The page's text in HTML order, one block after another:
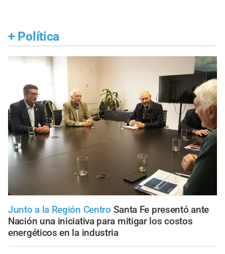
+ Política
Junto a la Región Centro Santa Fe presentó ante
Nación una iniciativa para mitigar los costos
energéticos en la industria